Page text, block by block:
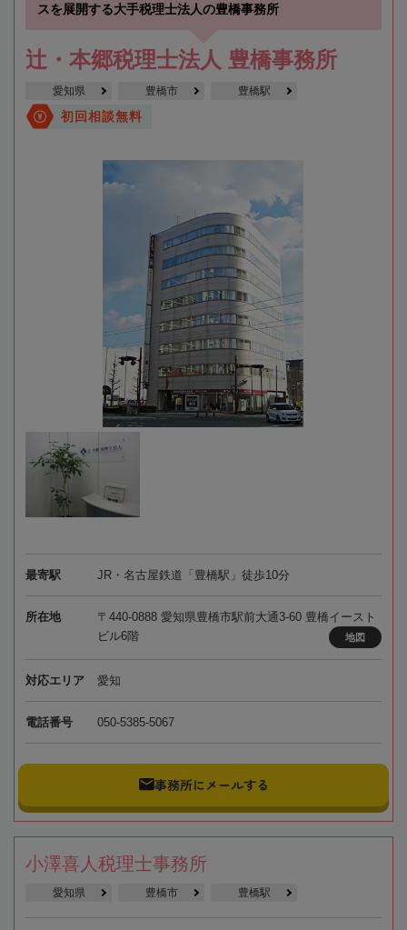
スを展開する大手税理士法人の豊橋事務所
辻・本郷税理士法人 豊橋事務所
愛知県 豊橋市 豊橋駅
初回相談無料
最寄駅 JR・名古屋鉄道「豊橋駅」徒歩10分
所在地
〒440-0888 愛知県豊橋市駅前大通3-60 豊橋イースト
ビル6階
地図
対応エリア 愛知
電話番号 050-5385-5067
事務所にメールする
小澤喜人税理士事務所
愛知県 豊橋市 豊橋駅